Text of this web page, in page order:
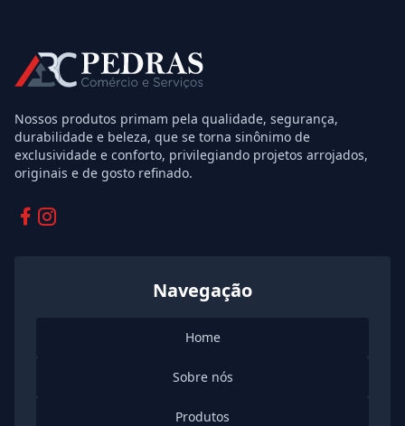
Nossos produtos primam pela qualidade, segurança,
durabilidade e beleza, que se torna sinônimo de
exclusividade e conforto, privilegiando projetos arrojados,
originais e de gosto refinado.
Facebook
Navegação
Home
Sobre nós
Produtos